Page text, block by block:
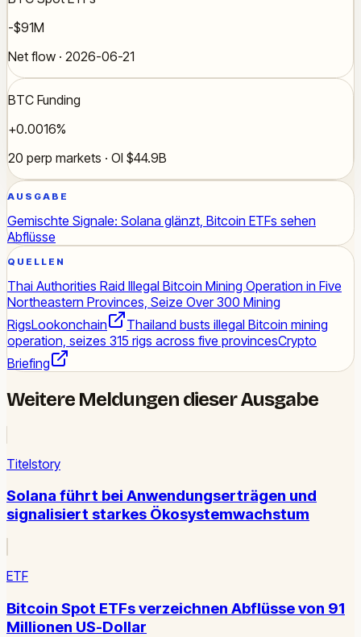
-$91M
Net flow · 2026-06-21
BTC Funding
+0.0016%
20 perp markets · OI $44.9B
AUSGABE
Gemischte Signale: Solana glänzt, Bitcoin ETFs sehen
Abflüsse
QUELLEN
Thai Authorities Raid Illegal Bitcoin Mining Operation in Five
Northeastern Provinces, Seize Over 300 Mining
RigsLookonchain
Thailand busts illegal Bitcoin mining
operation, seizes 315 rigs across five provincesCrypto
Briefing
Weitere Meldungen dieser Ausgabe
Titelstory
Solana führt bei Anwendungserträgen und
signalisiert starkes Ökosystemwachstum
ETF
Bitcoin Spot ETFs verzeichnen Abflüsse von 91
Millionen US-Dollar